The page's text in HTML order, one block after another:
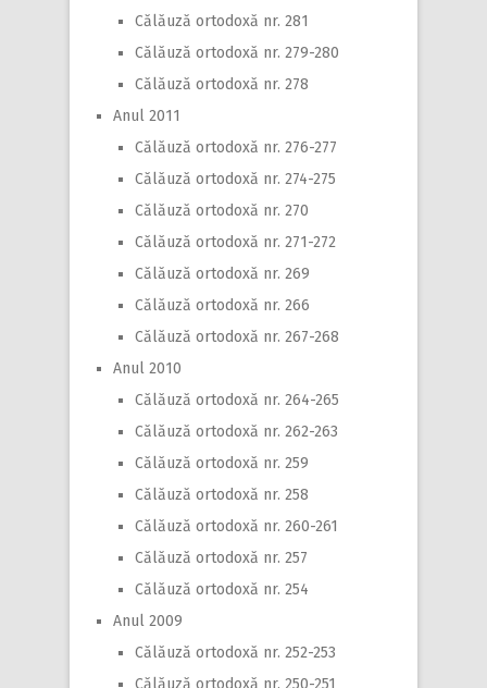
Călăuză ortodoxă nr. 281
Călăuză ortodoxă nr. 279-280
Călăuză ortodoxă nr. 278
Anul 2011
Călăuză ortodoxă nr. 276-277
Călăuză ortodoxă nr. 274-275
Călăuză ortodoxă nr. 270
Călăuză ortodoxă nr. 271-272
Călăuză ortodoxă nr. 269
Călăuză ortodoxă nr. 266
Călăuză ortodoxă nr. 267-268
Anul 2010
Călăuză ortodoxă nr. 264-265
Călăuză ortodoxă nr. 262-263
Călăuză ortodoxă nr. 259
Călăuză ortodoxă nr. 258
Călăuză ortodoxă nr. 260-261
Călăuză ortodoxă nr. 257
Călăuză ortodoxă nr. 254
Anul 2009
Călăuză ortodoxă nr. 252-253
Călăuză ortodoxă nr. 250-251